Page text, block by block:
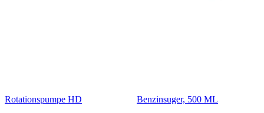
Rotationspumpe HD
Benzinsuger, 500 ML